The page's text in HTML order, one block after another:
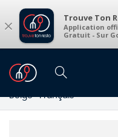
× Trouve Ton
Application
Gratuit - Sur
Restaurants
Restaurants à
Belge · Français